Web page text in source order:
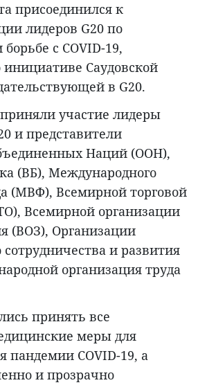
присоединился к
лидеров G20 по
с COVID-19,
Саудовской
в G20.
участие лидеры
и представители
Наций (ООН),
(ВБ), Международного
(МВФ), Всемирной торговой
Всемирной организации
(ВОЗ), Организации
и развития
организация труда
принять все
меры для
пандемии COVID-19, а
и прозрачно